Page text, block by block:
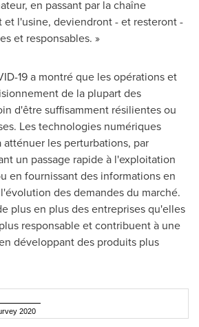
en passant par la chaîne
l'usine, deviendront - et resteront -
et responsables. »
19 a montré que les opérations et
de la plupart des
d'être suffisamment résilientes ou
Les technologies numériques
les perturbations, par
un passage rapide à l'exploitation
en fournissant des informations en
des demandes du marché.
plus en plus des entreprises qu'elles
responsable et contribuent à une
développant des produits plus
2020